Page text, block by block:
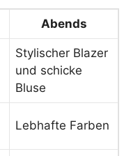
Abends
Stylischer Blazer
und schicke
Bluse
Lebhafte Farben